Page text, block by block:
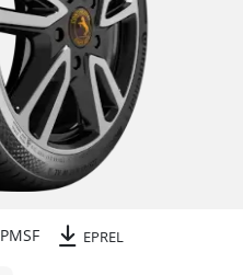
PMSF EPREL